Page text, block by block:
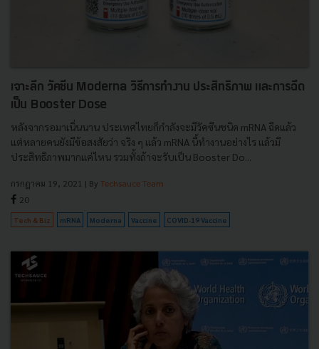
เจาะลึก วัคซีน Moderna วิธีการทำงาน ประสิทธิภาพ และการฉีด
เป็น Booster Dose
หลังจากรอมาเนิ่นนาน ประเทศไทยก็กำลังจะมีวัคซีนชนิด mRNA ฉีดแล้ว
แต่หลายคนยังมีข้อสงสัยว่า จริง ๆ แล้ว mRNA นี้ทำงานอย่างไร แล้วมี
ประสิทธิภาพมากแค่ไหน รวมทั้งถ้าจะรับเป็น Booster Do...
กรกฎาคม 19, 2021 | By Techsauce Team
20
Tech & Biz mRNA Moderna Vaccine COVID-19 Vaccine